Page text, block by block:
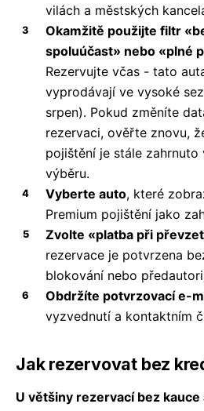
vilách a městských
Okamžitě použijte filtr
spoluúčast» nebo «plné
Rezervujte včas - tato
vyprodávají ve vysoké
srpen). Pokud změníte
rezervaci, ověřte znovu,
pojištění je stále zahrnuto
výběru.
Vyberte auto, které
Premium pojištění jako
Zvolte «platba při
rezervace je potvrzena
blokování nebo
Obdržíte potvrzovací e-
vyzvednutí a kontaktním
Jak rezervovat bez
U většiny rezervací bez